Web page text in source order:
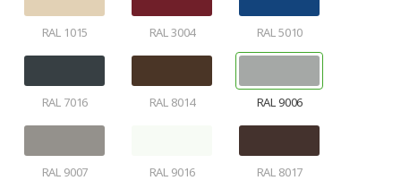
RAL 1015 RAL 3004 RAL 5010
RAL 7016 RAL 8014 RAL 9006
RAL 9007 RAL 9016 RAL 8017